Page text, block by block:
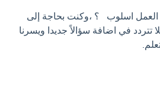
العمل اسلوب ؟ ،وكنت بحاجة إلى
تتردد في اضافة سؤالاً جديدا ويسرنا